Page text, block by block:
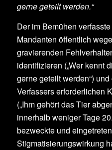
gerne geteilt werden.“
Der im Bemühen
Mandanten öffentlich
gravierenden
identifizieren („Wer kennt
gerne geteilt werden“)
Verfassers erforderlichen
(„Ihm gehört das Tier
innerhalb weniger Tage
bezweckte und
Stigmatisierungswirkung